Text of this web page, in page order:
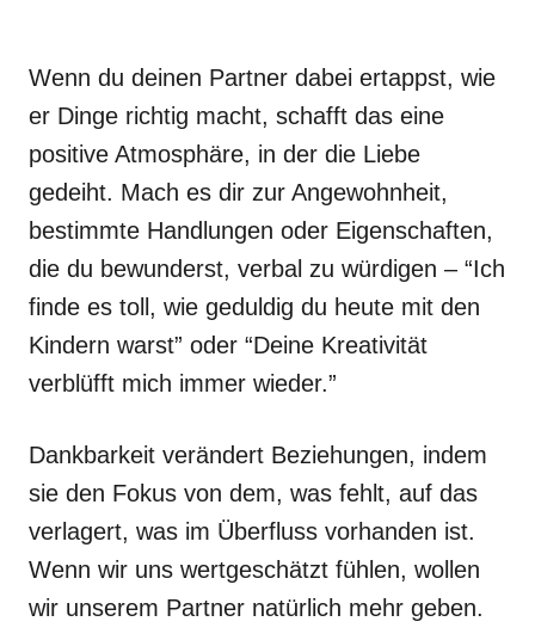
Wenn du deinen Partner dabei ertappst, wie
er Dinge richtig macht, schafft das eine
positive Atmosphäre, in der die Liebe
gedeiht. Mach es dir zur Angewohnheit,
bestimmte Handlungen oder Eigenschaften,
die du bewunderst, verbal zu würdigen – “Ich
finde es toll, wie geduldig du heute mit den
Kindern warst” oder “Deine Kreativität
verblüfft mich immer wieder.”
Dankbarkeit verändert Beziehungen, indem
sie den Fokus von dem, was fehlt, auf das
verlagert, was im Überfluss vorhanden ist.
Wenn wir uns wertgeschätzt fühlen, wollen
wir unserem Partner natürlich mehr geben.